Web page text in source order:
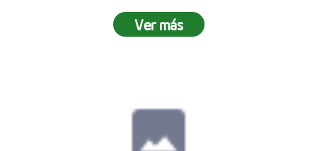
Ver más